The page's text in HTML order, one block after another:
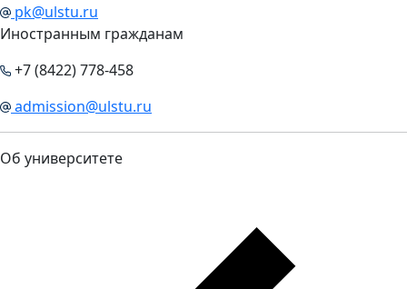
pk@ulstu.ru
Иностранным гражданам
+7 (8422) 778-458
admission@ulstu.ru
Об университете